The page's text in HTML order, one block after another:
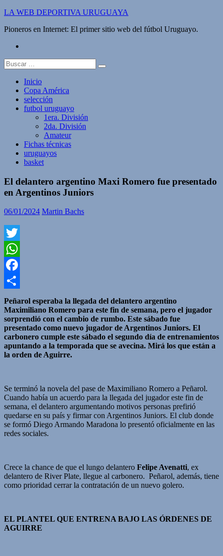
Saltar
contenido
LA WEB DEPORTIVA URUGUAYA
Pioneros en Internet: El primer sitio web del fútbol Uruguayo.
Buscar:
Inicio
Copa América
selección
futbol uruguayo
1era. División
2da. División
Amateur
Fichas técnicas
uruguayos
basket
El delantero argentino Maxi Romero fue presentado
en Argentinos Juniors
06/01/2024 Martin Bachs
Twitter
WhatsApp
Facebook
Compartir
Peñarol esperaba la llegada del delantero argentino
Maximiliano Romero para este fin de semana, pero el jugador
sorprendió con el cambio de rumbo. Este sábado fue
presentado como nuevo jugador de Argentinos Juniors. El
carbonero cumple este sábado el segundo día de entrenamientos
apuntando a la temporada que se avecina. Mirá los que están a
la orden de Aguirre.
Se terminó la novela del pase de Maximiliano Romero a Peñarol.
Cuando había un acuerdo para la llegada del jugador este fin de
semana, el delantero argumentando motivos personas prefirió
quedarse en su país y firmar con Argentinos Juniors. El club donde
se formó Diego Armando Maradona lo presentó oficialmente en las
redes sociales.
Crece la chance de que el lungo delantero Felipe Avenatti, ex
delantero de River Plate, llegue al carbonero. Peñarol, además, tiene
como prioridad cerrar la contratación de un nuevo golero.
EL PLANTEL QUE ENTRENA BAJO LAS ÓRDENES DE
AGUIRRE